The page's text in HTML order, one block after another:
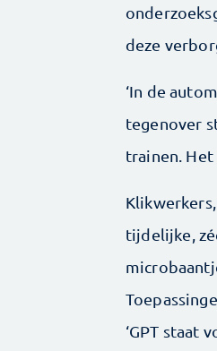
deze
‘In de
tegenover
trainen.
tijdelijke,
‘GPT staat